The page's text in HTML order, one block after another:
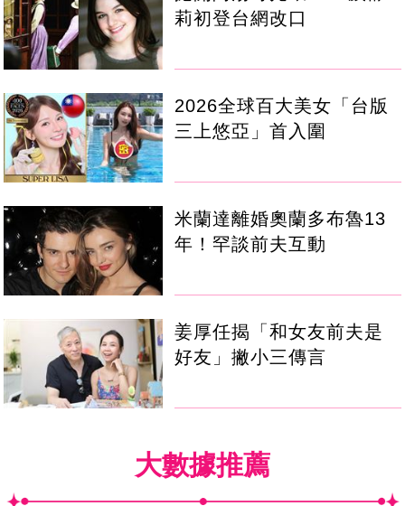
莉初登台網改口
2026全球百大美女「台版
三上悠亞」首入圍
米蘭達離婚奧蘭多布魯13
年！罕談前夫互動
姜厚任揭「和女友前夫是
好友」撇小三傳言
大數據推薦